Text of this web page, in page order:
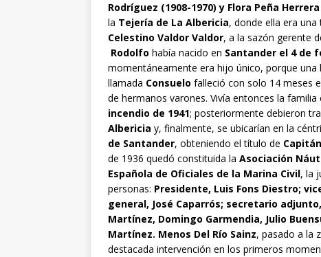
Rodríguez (1908-1970) y Flora Peña Herrera
la Tejería de La Albericia, donde ella era
Celestino Valdor Valdor, a la sazón gerente
Rodolfo había nacido en Santander el 4 de
momentáneamente era hijo único, porque una
llamada Consuelo falleció con solo 14 meses
de hermanos varones. Vivía entonces la familia
incendio de 1941; posteriormente debieron
Albericia y, finalmente, se ubicarían en la
de Santander, obteniendo el título de
de 1936 quedó constituida la Asociación
Española de Oficiales de la Marina Civil, la
personas: Presidente, Luis Fons Diestro;
general, José Caparrós; secretario
Martínez, Domingo Garmendia, Julio
Martínez. Menos Del Río Sainz, pasado a la
destacada intervención en los primeros